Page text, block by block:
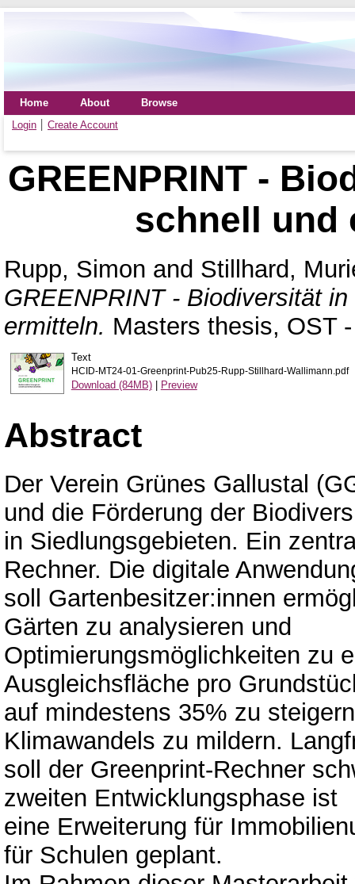
Home About
Browse
Login
Create Account
GREENPRINT -
schnell und
Rupp, Simon and Stillhard,
GREENPRINT - Biodiversität
ermitteln. Masters thesis, OST
Text
HCID-MT24-01-Greenprint-Pub25-Rupp-Stillhard-Wallimann.pdf
Download (84MB)| Preview
Abstract
Der Verein Grünes Gallustal
und die Förderung der
in Siedlungsgebieten. Ein
Rechner. Die digitale
soll Gartenbesitzer:innen
Gärten zu analysieren und
Optimierungsmöglichkeiten zu
Ausgleichsfläche pro
auf mindestens 35% zu
Klimawandels zu mildern.
soll der Greenprint-Rechner
zweiten Entwicklungsphase ist
eine Erweiterung für
für Schulen geplant.